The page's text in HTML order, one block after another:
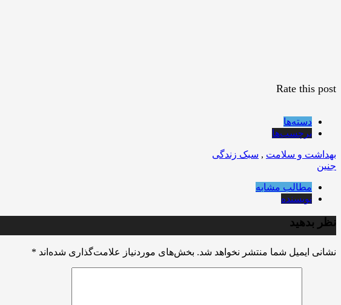
Rate this post
دسته‌ها
برچسب‌ها
بهداشت و سلامت , سبک زندگی
جنین
مطالب مشابه
نویسنده
نظر بدهید
نشانی ایمیل شما منتشر نخواهد شد. بخش‌های موردنیاز علامت‌گذاری شده‌اند *